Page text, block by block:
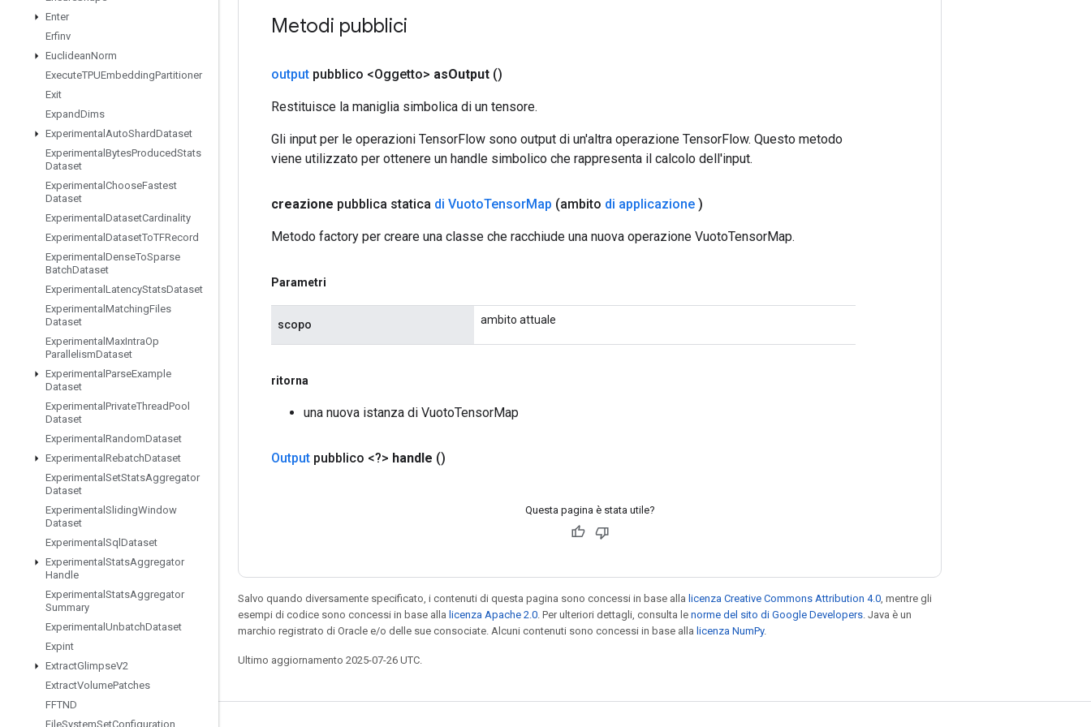
Enter
Erfinv
EuclideanNorm
ExecuteTPUEmbeddingPartitioner
Exit
ExpandDims
Experimental AutoShardDataset
Experimental BytesProducedStats
Dataset
Experimental ChooseFastest
Dataset
Experimental DatasetCardinality
Experimental DatasetToTFRecord
Experimental DenseToSparse
BatchDataset
Experimental LatencyStatsDataset
Experimental MatchingFiles
Dataset
Experimental MaxIntraOp
ParallelismDataset
Experimental ParseExample
Dataset
Experimental PrivateThreadPool
Dataset
Experimental RandomDataset
Experimental RebatchDataset
Experimental SetStatsAggregator
Dataset
Experimental SlidingWindow
Dataset
Experimental Sql Dataset
Experimental StatsAggregator
Handle
Experimental StatsAggregator
Summary
Experimental UnbatchDataset
Expint
ExtractGlimpseV2
ExtractVolumePatches
FFTND
FileSystemSetConfiguration
Metodi pubblici
output pubblico <Oggetto> asOutput ()
Restituisce la maniglia simbolica di un tensore.
Gli input per le operazioni TensorFlow sono output di un'altra operazione TensorFlow. Questo metodo
viene utilizzato per ottenere un handle simbolico che rappresenta il calcolo dell'input.
creazione pubblica statica di VuotoTensorMap (ambito di applicazione )
Metodo factory per creare una classe che racchiude una nuova operazione VuotoTensorMap.
Parametri
scopo ambito attuale
ritorna
una nuova istanza di VuotoTensorMap
Output pubblico <?> handle ()
Questa pagina è stata utile?
Salvo quando diversamente specificato, i contenuti di questa pagina sono concessi in base alla licenza Creative Commons Attribution 4.0 , mentre gli
esempi di codice sono concessi in base alla licenza Apache 2.0 . Per ulteriori dettagli, consulta le norme del sito di Google Developers . Java è un
marchio registrato di Oracle e/o delle sue consociate. Alcuni contenuti sono concessi in base alla licenza NumPy.
Ultimo aggiornamento 2025-07-26 UTC.